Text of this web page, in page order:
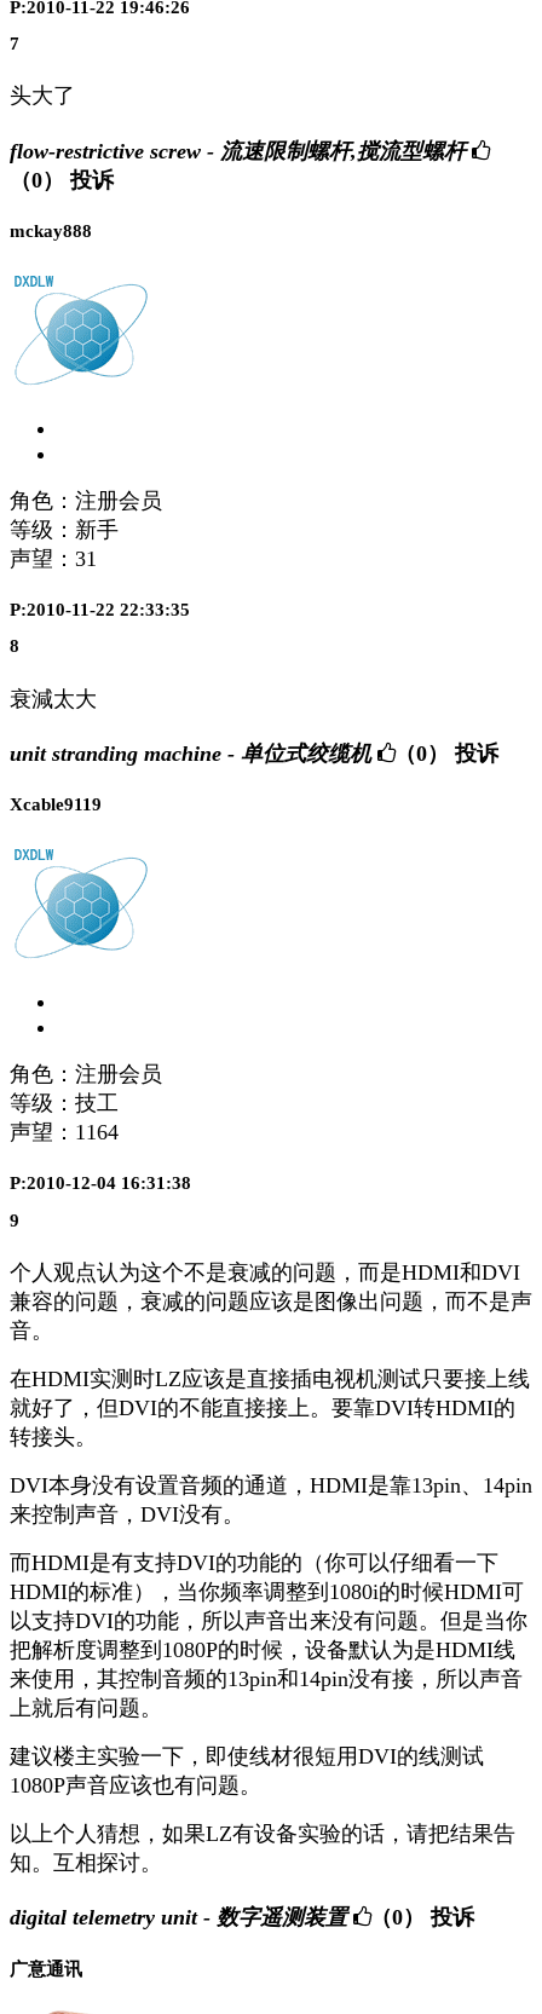
P:2010-11-22 19:46:26
7
头大了
flow-restrictive screw - 流速限制螺杆,搅流型螺杆
（0）
投诉
mckay888
角色：注册会员
等级：新手
声望： 31
P:2010-11-22 22:33:35
8
衰減太大
unit stranding machine - 单位式绞缆机 （0） 投诉
Xcable9119
角色：注册会员
等级：技工
声望： 1164
P:2010-12-04 16:31:38
9
个人观点认为这个不是衰减的问题，而是HDMI和DVI
兼容的问题，衰减的问题应该是图像出问题，而不是声
音。
在HDMI实测时LZ应该是直接插电视机测试只要接上线
就好了，但DVI的不能直接接上。要靠DVI转HDMI的
转接头。
DVI本身没有设置音频的通道，HDMI是靠13pin、14pin
来控制声音，DVI没有。
而HDMI是有支持DVI的功能的（你可以仔细看一下
HDMI的标准），当你频率调整到1080i的时候HDMI可
以支持DVI的功能，所以声音出来没有问题。但是当你
把解析度调整到1080P的时候，设备默认为是HDMI线
来使用，其控制音频的13pin和14pin没有接，所以声音
上就后有问题。
建议楼主实验一下，即使线材很短用DVI的线测试
1080P声音应该也有问题。
以上个人猜想，如果LZ有设备实验的话，请把结果告
知。互相探讨。
digital telemetry unit - 数字遥测装置 （0） 投诉
广意通讯